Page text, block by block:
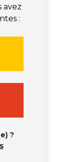
avez
:
?